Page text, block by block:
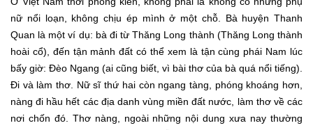
nữ nổi loạn, không chịu ép mình ở một chỗ. Bà huyện Thanh
Quan là một ví dụ: bà đi từ Thăng Long thành (Thăng Long thành
hoài cổ), đến tận mảnh đất có thể xem là tận cùng phái Nam lúc
bấy giờ: Đèo Ngang (ai cũng biết, vì bài thơ của bà quá nổi tiếng).
Đi và làm thơ. Nữ sĩ thứ hai còn ngang tàng, phóng khoáng hơn,
nàng đi hầu hết các địa danh vùng miền đất nước, làm thơ về các
nơi chốn đó. Thơ nàng, ngoài những nội dung xưa nay thường